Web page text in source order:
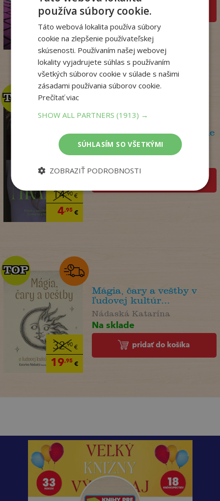
12,86€
pridať do košíka
14,90€
4,95€
TOP
TOP
Olej a mramor, 2. vydanie
Storeyová Stephanie
32,90€
19,95€
TOP
TOP
Mágia, čary a veštby v
ľudovej kultúr...
Nádaská Katarína
Na sklade
pridať do košíka
používa súbory cookie.
Táto webová lokalita používa súbory
cookie na zlepšenie používateľskej
skúsenosti. Používaním našej webovej
lokality vyjadrujete súhlas s používaním
všetkých súborov cookie v súlade s našimi
zásadami používania súborov cookie.
Prečítať viac
SHOW ALL PARTNERS(1913) →
SÚHLASÍM SO VŠETKÝMI
ZOBRAZIŤ PODROBNOSTI